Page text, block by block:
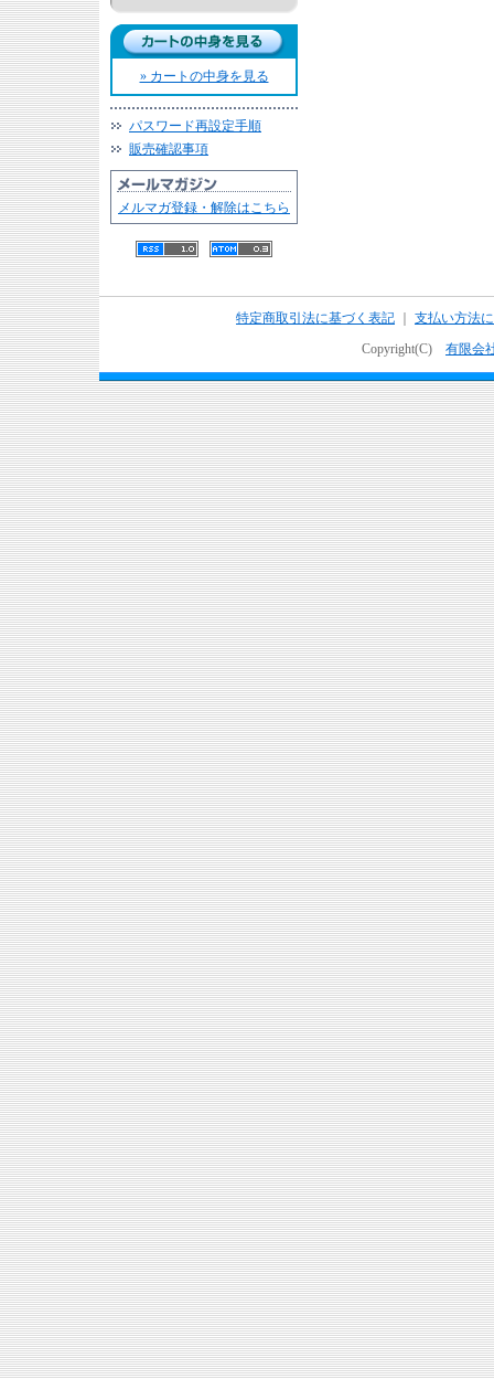
» カートの中身を見る
パスワード再設定手順
販売確認事項
メルマガ登録・解除はこちら
特定商取引法に基づく表記
支払い方法
Copyright(C) 有限会